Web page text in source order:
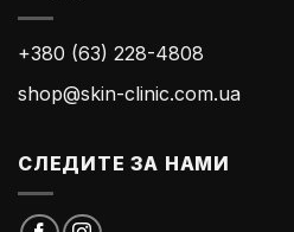
+380 (63) 228-4808
shop@skin-clinic.com.ua
СЛЕДИТЕ ЗА НАМИ